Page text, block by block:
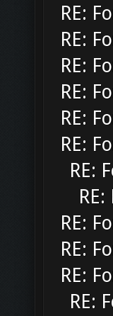
RE:
RE:
RE:
RE:
RE:
RE:
RE:
RE:
RE:
RE:
RE: